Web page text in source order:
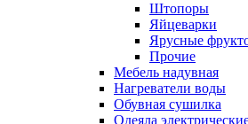
Штопоры
Яйцеварки
Ярусные
Прочие
Мебель надувная
Нагреватели воды
Обувная сушилка
Одеяла